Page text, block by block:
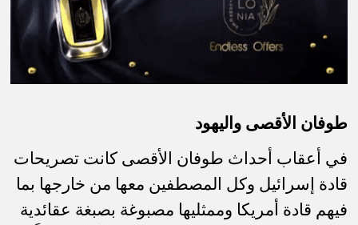
طوفان الأقصى واليهود
في أعقاب أحداث طوفان الأقصى كانت تصريحات
قادة إسرائيل وكل المصطفين معها من خارجها بما
فيهم قادة أمريكا وممثليها مصبوغة بصبغة عقائدية